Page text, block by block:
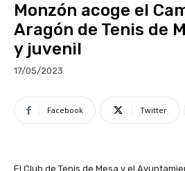
Monzón acoge el
Aragón de Tenis de
y juvenil
17/05/2023
Facebook Twitter
El Club de Tenis de Mesa y el